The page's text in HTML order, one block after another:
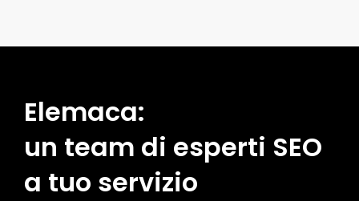
Elemaca:
un team di esperti SEO
a tuo servizio